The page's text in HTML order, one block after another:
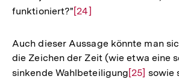
funktioniert?"Zur
der
Fußnote
[24]
Auch dieser Aussage könnte man
die Zeichen der Zeit (wie etwa eine
sinkende WahlbeteiligungZur
[25] sowie